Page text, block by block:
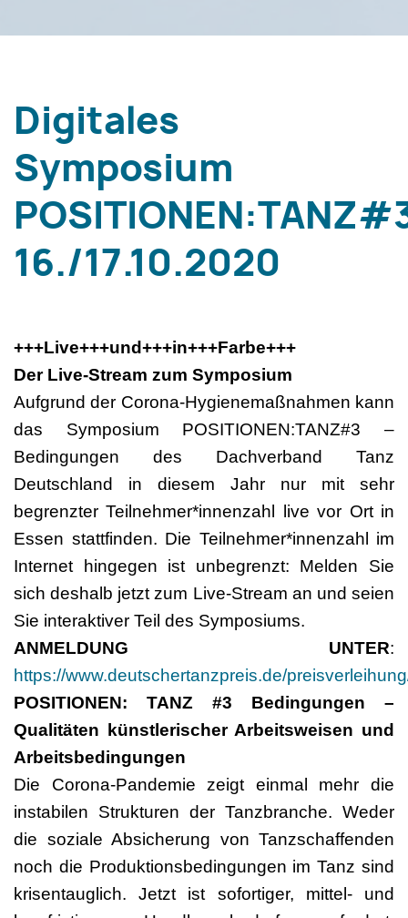
Digitales
Symposium
16./17.10.2020
+++Live+++und+++in+++Farbe+++
Der Live-Stream zum Symposium
Aufgrund der Corona-Hygienemaßnahmen kann
das Symposium POSITIONEN:TANZ#3 –
Bedingungen des Dachverband Tanz
Deutschland in diesem Jahr nur mit sehr
begrenzter Teilnehmer*innenzahl live vor Ort in
Essen stattfinden. Die Teilnehmer*innenzahl im
Internet hingegen ist unbegrenzt: Melden Sie
sich deshalb jetzt zum Live-Stream an und seien
Sie interaktiver Teil des Symposiums.
ANMELDUNG UNTER:
https://www.deutschertanzpreis.de/
POSITIONEN: TANZ #3 Bedingungen –
Qualitäten künstlerischer Arbeitsweisen und
Arbeitsbedingungen
Die Corona-Pandemie zeigt einmal mehr die
instabilen Strukturen der Tanzbranche. Weder
die soziale Absicherung von Tanzschaffenden
noch die Produktionsbedingungen im Tanz sind
krisentauglich. Jetzt ist sofortiger, mittel- und